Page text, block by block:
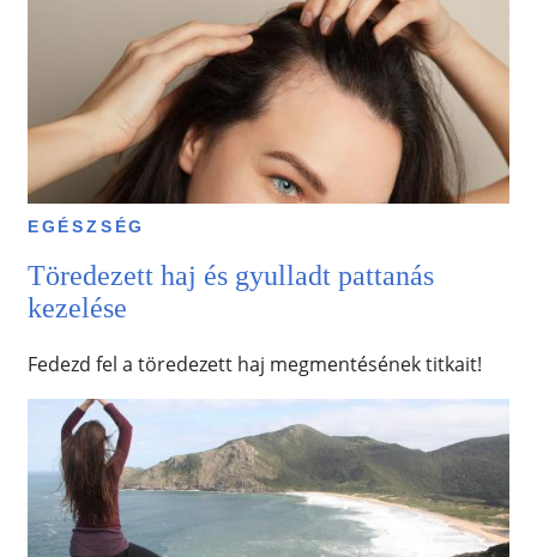
EGÉSZSÉG
Töredezett haj és gyulladt pattanás
kezelése
Fedezd fel a töredezett haj megmentésének titkait!